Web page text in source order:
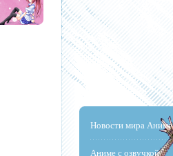
Новости мира Аниме
Аниме с озвучкой